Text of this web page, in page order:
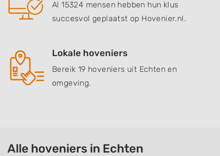
Al 15324 mensen hebben hun klus
succesvol geplaatst op Hovenier.nl.
Lokale hoveniers
Bereik 19 hoveniers uit Echten en
omgeving.
Alle hoveniers in Echten